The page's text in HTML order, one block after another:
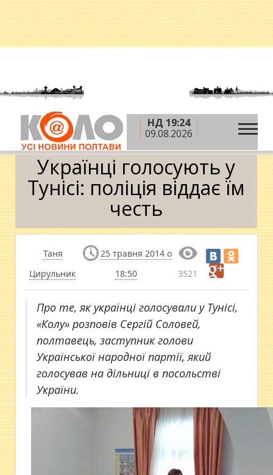
НД 19:24
09.08.2026
Головна » Новини »
Українці голосують у Тунісі:
поліція віддає їм честь
Українці голосують у
Тунісі: поліція віддає їм
честь
Таня
Цирульник
25 травня 2014 о
18:50
3521
Про те, як українці голосували у Тунісі,
«Колу» розповів Сергій Соловей,
полтавець, заступник голови
Української народної партії, який
голосував на дільниці в посольстві
України.